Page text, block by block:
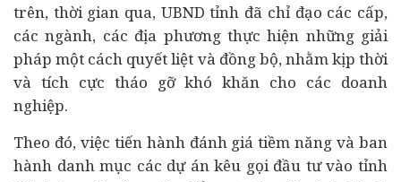
trên, thời gian qua, UBND tỉnh đã chỉ đạo các cấp,
các ngành, các địa phương thực hiện những giải
pháp một cách quyết liệt và đồng bộ, nhằm kịp thời
và tích cực tháo gỡ khó khăn cho các doanh
nghiệp.
Theo đó, việc tiến hành đánh giá tiềm năng và ban
hành danh mục các dự án kêu gọi đầu tư vào tỉnh